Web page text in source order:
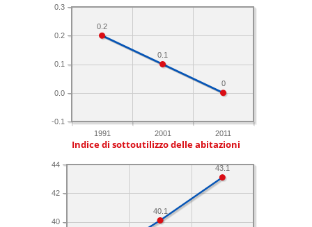
1991 2001 2011
-0.1
0.0
0.1
0.2
0.3
0
0.1
0.2
Indice di sottoutilizzo delle abitazioni
40
42
44 43.1
40.1